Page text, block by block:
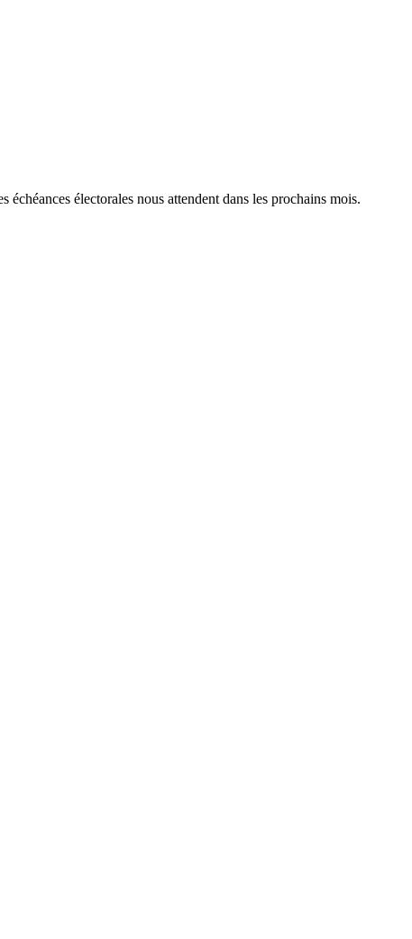
électorales nous attendent dans les prochains mois.